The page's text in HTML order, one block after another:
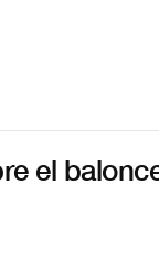
el